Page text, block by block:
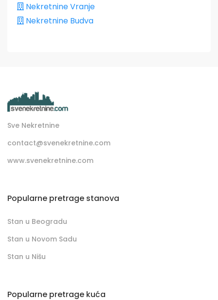
Nekretnine Vranje
Nekretnine Budva
Sve Nekretnine
contact@svenekretnine.com
www.svenekretnine.com
Popularne pretrage stanova
Stan u Beogradu
Stan u Novom Sadu
Stan u Nišu
Popularne pretrage kuća